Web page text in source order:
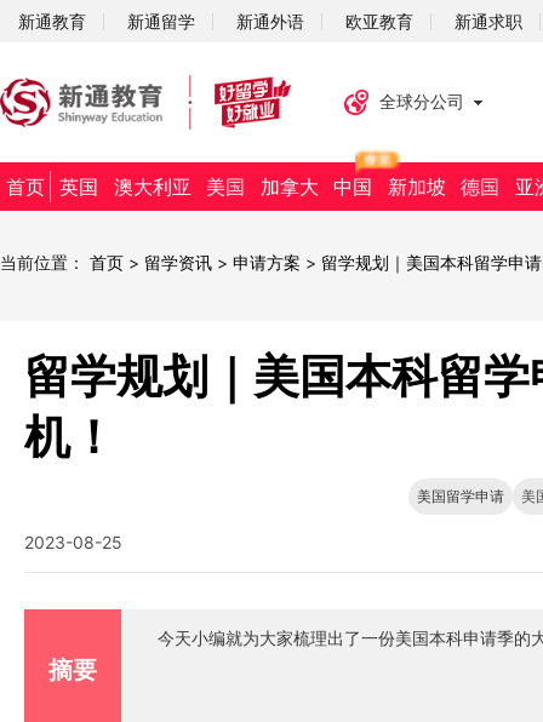
新通教育 新通留学 新通外语 欧亚教育 新通求职
全球分公司
首页 英国 澳大利亚 美国 加拿大 中国 新加坡 德国 亚
当前位置： 首页 > 留学资讯 > 申请方案 > 留学规划｜美国本科留学申
留学规划｜美国本科留
机！
美国留学申请 美
2023-08-25
摘要
今天小编就为大家梳理出了一份美国本科申请季的